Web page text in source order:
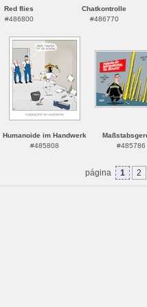
Red flies
#486800
Chatkontrolle
#486770
Humanoide im Handwerk
#485808
#485786
página 1 2